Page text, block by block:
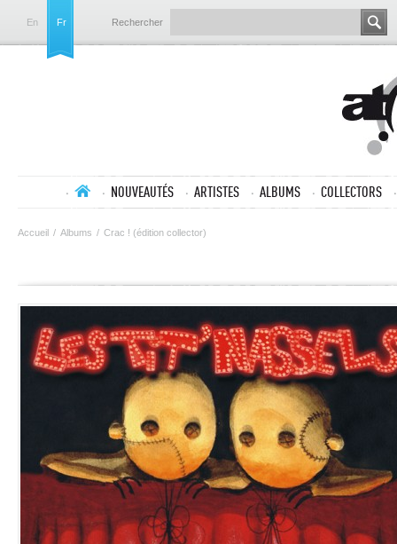
En Fr Rechercher
NOUVEAUTÉS ARTISTES ALBUMS COLLECTORS
Accueil / Albums / Crac ! (édition collector)